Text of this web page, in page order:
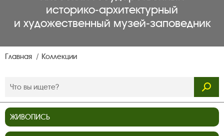
историко‑архитектурный
и художественный музей‑заповедник
Главная Коллекции
ЖИВОПИСЬ